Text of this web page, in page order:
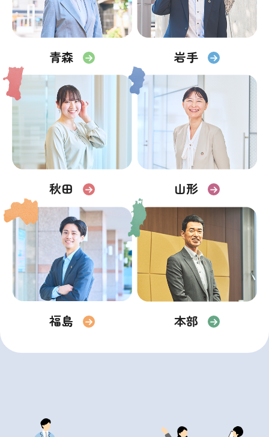
青森 岩手
秋田 山形
福島 本部